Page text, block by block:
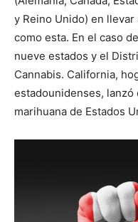
y Reino Unido) en
como esta. En el caso
nueve estados y el
Cannabis. California,
estadounidenses, lanzó
marihuana de Estados